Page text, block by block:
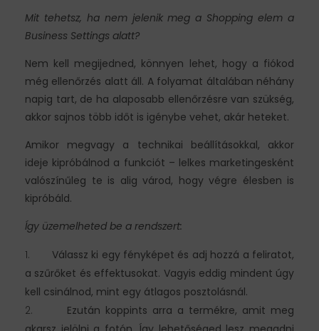
Mit tehetsz, ha nem jelenik meg a Shopping elem a
Business Settings alatt?
Nem kell megijedned, könnyen lehet, hogy a fiókod
még ellenőrzés alatt áll. A folyamat általában néhány
napig tart, de ha alaposabb ellenőrzésre van szükség,
akkor sajnos több időt is igénybe vehet, akár heteket.
Amikor megvagy a technikai beállításokkal, akkor
ideje kipróbálnod a funkciót – lelkes marketingesként
valószínűleg te is alig várod, hogy végre élesben is
kipróbáld.
Így üzemelheted be a rendszert:
Válassz ki egy fényképet és adj hozzá a feliratot,
a szűrőket és effektusokat. Vagyis eddig mindent úgy
kell csinálnod, mint egy átlagos posztolásnál.
Ezután koppints arra a termékre, amit meg